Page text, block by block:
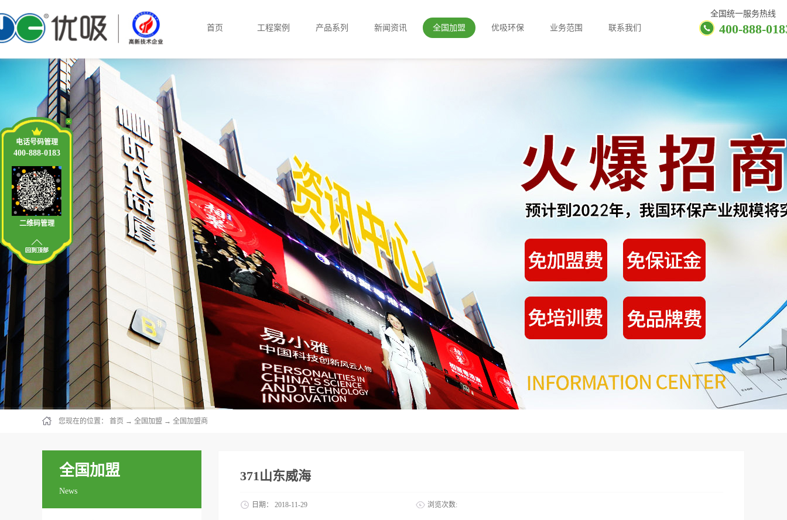
全国统一服务热线
400-888-
首页 工程案例 产品系列 新闻资讯 全国加盟 优吸环保 业务范围 联系我们
您现在的位置： 首页 → 全国加盟 → 全国加盟商
全国加盟
News
371山东威海
日期： 2018-11-29 浏览次数:
电话号码管理
400-888-0183
二维码管理